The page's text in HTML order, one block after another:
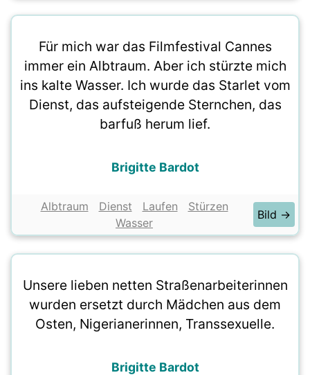
Für mich war das Filmfestival Cannes
immer ein Albtraum. Aber ich stürzte mich
ins kalte Wasser. Ich wurde das Starlet vom
Dienst, das aufsteigende Sternchen, das
barfuß herum lief.
Brigitte Bardot
Albtraum Dienst Laufen
Stürzen
Wasser
Bild →
Unsere lieben netten Straßenarbeiterinnen
wurden ersetzt durch Mädchen aus dem
Osten, Nigerianerinnen, Transsexuelle.
Brigitte Bardot